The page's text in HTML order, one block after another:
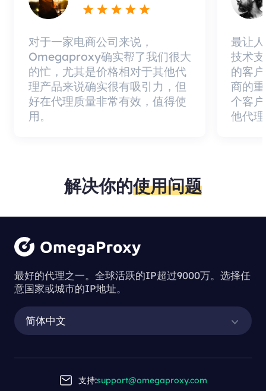
对于一家电商公司来说，
Omegaproxy确实帮了我们很大
的忙，尤其是价格相对于其他代
理产品来说确实很有吸引力，但
好在代理质量非常有效，值得使
用。
最让
技术
的客
商的
个客
他代
解决你的使用问题
最好的代理之一。全球活跃的IP超过9000万。选择任
意国家或城市的IP地址。
简体中文
支持:support@omegaproxy.com